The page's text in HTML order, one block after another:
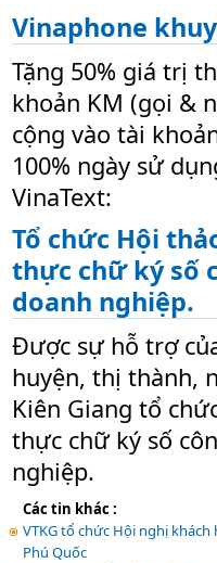
Vinaphone
Tặng 50% giá trị
khoản KM (gọi &
cộng vào tài
100% ngày sử
VinaText:
Tổ chức Hội
thực chữ ký số
doanh nghiệp.
Được sự hỗ trợ
huyện, thị thành,
Kiên Giang tổ
thực chữ ký số
nghiệp.
Các tin khác :
VTKG tổ chức Hội nghị khách
Phú Quốc